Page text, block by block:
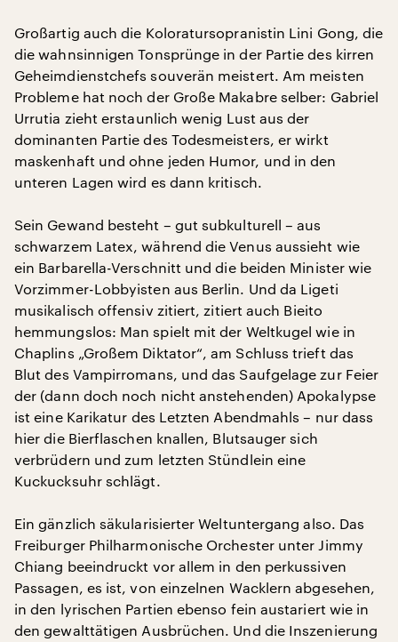
Großartig auch die Koloratursopranistin Lini Gong, die
die wahnsinnigen Tonsprünge in der Partie des kirren
Geheimdienstchefs souverän meistert. Am meisten
Probleme hat noch der Große Makabre selber: Gabriel
Urrutia zieht erstaunlich wenig Lust aus der
dominanten Partie des Todesmeisters, er wirkt
maskenhaft und ohne jeden Humor, und in den
unteren Lagen wird es dann kritisch.
Sein Gewand besteht – gut subkulturell – aus
schwarzem Latex, während die Venus aussieht wie
ein Barbarella-Verschnitt und die beiden Minister wie
Vorzimmer-Lobbyisten aus Berlin. Und da Ligeti
musikalisch offensiv zitiert, zitiert auch Bieito
hemmungslos: Man spielt mit der Weltkugel wie in
Chaplins „Großem Diktator“, am Schluss trieft das
Blut des Vampirromans, und das Saufgelage zur Feier
der (dann doch noch nicht anstehenden) Apokalypse
ist eine Karikatur des Letzten Abendmahls – nur dass
hier die Bierflaschen knallen, Blutsauger sich
verbrüdern und zum letzten Stündlein eine
Kuckucksuhr schlägt.
Ein gänzlich säkularisierter Weltuntergang also. Das
Freiburger Philharmonische Orchester unter Jimmy
Chiang beeindruckt vor allem in den perkussiven
Passagen, es ist, von einzelnen Wacklern abgesehen,
in den lyrischen Partien ebenso fein austariert wie in
den gewalttätigen Ausbrüchen. Und die Inszenierung